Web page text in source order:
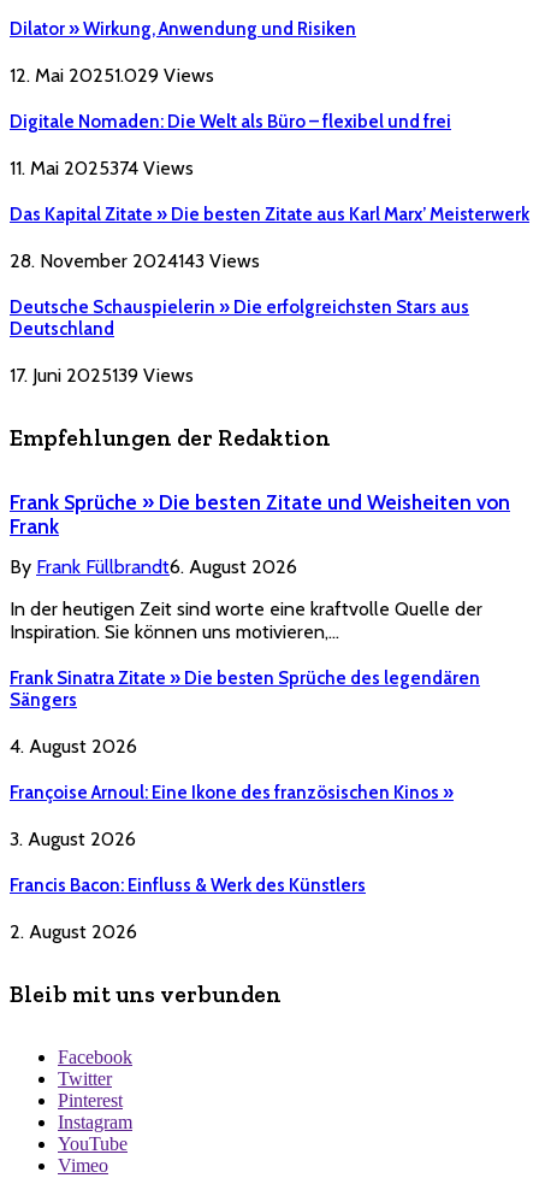
Dilator » Wirkung, Anwendung und Risiken
12. Mai 20251.029 Views
Digitale Nomaden: Die Welt als Büro – flexibel und frei
11. Mai 2025374 Views
Das Kapital Zitate » Die besten Zitate aus Karl Marx’ Meisterwerk
28. November 2024143 Views
Deutsche Schauspielerin » Die erfolgreichsten Stars aus
Deutschland
17. Juni 2025139 Views
Empfehlungen der Redaktion
Frank Sprüche » Die besten Zitate und Weisheiten von
Frank
By Frank Füllbrandt6. August 2026
In der heutigen Zeit sind worte eine kraftvolle Quelle der
Inspiration. Sie können uns motivieren,…
Frank Sinatra Zitate » Die besten Sprüche des legendären
Sängers
4. August 2026
Françoise Arnoul: Eine Ikone des französischen Kinos »
3. August 2026
Francis Bacon: Einfluss & Werk des Künstlers
2. August 2026
Bleib mit uns verbunden
Facebook
Twitter
Pinterest
Instagram
YouTube
Vimeo